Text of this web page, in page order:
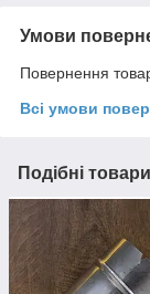
Умови
Повернення
Всі умови
Подібні